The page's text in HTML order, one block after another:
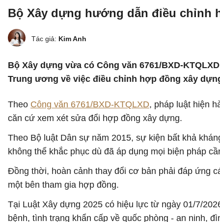
Bộ Xây dựng hướng dẫn điều chỉnh
Tác giả: Kim Anh
Bộ Xây dựng vừa có Công văn 6761/BXD-
Trung ương về việc điều chỉnh hợp đồng xây
Theo Công văn 6761/BXD-KTQLXD, pháp luật hiện
căn cứ xem xét sửa đổi hợp đồng xây dựng.
Theo Bộ luật Dân sự năm 2015, sự kiện bất khả
không thể khắc phục dù đã áp dụng mọi biện pháp
Đồng thời, hoàn cảnh thay đổi cơ bản phải đáp ứng
một bên tham gia hợp đồng.
Tại Luật Xây dựng 2025 có hiệu lực từ ngày 01/7/
bệnh, tình trạng khẩn cấp về quốc phòng - an ninh,